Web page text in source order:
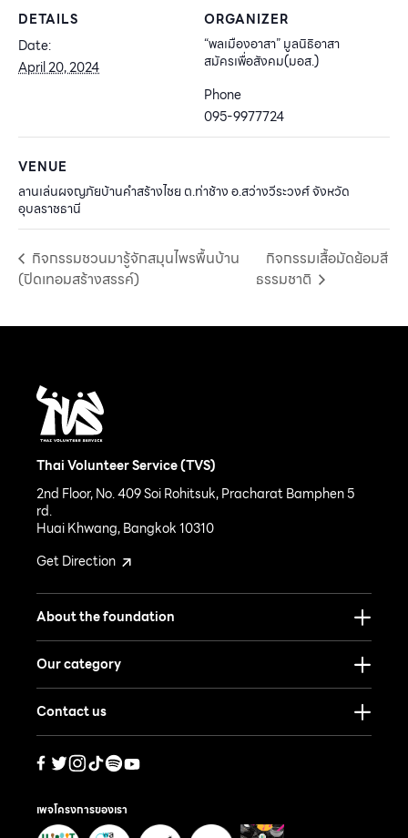
DETAILS
Date:
April 20, 2024
ORGANIZER
“พลเมืองอาสา” มูลนิธิอาสา
สมัครเพื่อสังคม(มอส.)
Phone
095-9977724
VENUE
ลานเล่นผจญภัยบ้านคำสร้างไชย ต.ท่าช้าง อ.สว่างวีระวงศ์ จังหวัด
อุบลราชธานี
กิจกรรมชวนมารู้จักสมุนไพรพื้นบ้าน
(ปิดเทอมสร้างสรรค์)
กิจกรรมเสื้อมัดย้อมสี
ธรรมชาติ
Thai Volunteer Service (TVS)
2nd Floor, No. 409 Soi Rohitsuk, Pracharat Bamphen 5
rd.
Huai Khwang, Bangkok 10310
Get Direction
About the foundation
Our category
Contact us
เพจโครงการของเรา